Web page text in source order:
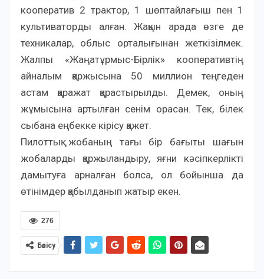
кооператив 2 трактор, 1 шөптайлағыш пен 1
культиваторды алған. Жақын арада өзге де
техникалар, облыс орталығынан жеткізілмек.
Жалпы «Жаңатұрмыс-Бірлік» кооперативтің
айналым қаржысына 50 миллион теңгеден
астам қаражат қарастырылды. Демек, оның
жұмысына артылған сенім орасан. Тек, білек
сыбана еңбекке кірісу қажет.
Пилоттық жобаның тағы бір бағыты шағын
жобаларды қаржыландыру, яғни кәсіпкерлікті
дамытуға арналған болса, ол бойынша да
өтінімдер қабылданып жатыр екен.
276
Бөлісу